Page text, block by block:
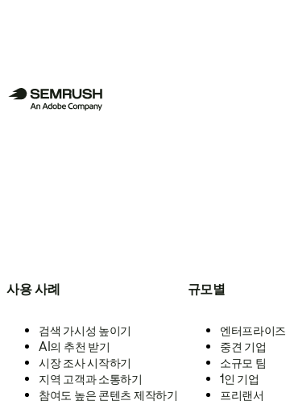
사용 사례
검색 가시성 높이기
AI의 추천 받기
시장 조사 시작하기
지역 고객과 소통하기
참여도 높은 콘텐츠 제작하기
규모별
엔터프라이즈
중견 기업
소규모 팀
1인 기업
프리랜서